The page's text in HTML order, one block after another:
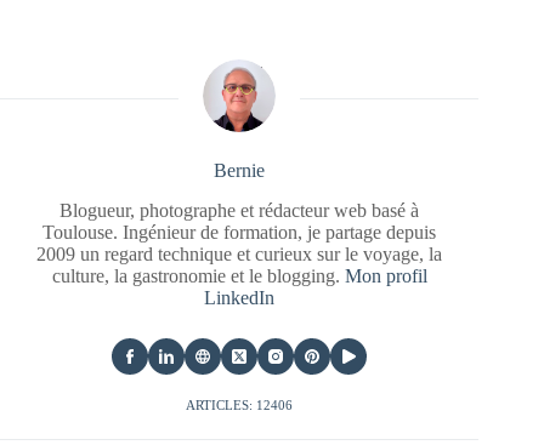
Bernie
Blogueur, photographe et rédacteur web basé à
Toulouse. Ingénieur de formation, je partage depuis
2009 un regard technique et curieux sur le voyage, la
culture, la gastronomie et le blogging. Mon profil
LinkedIn
ARTICLES: 12406